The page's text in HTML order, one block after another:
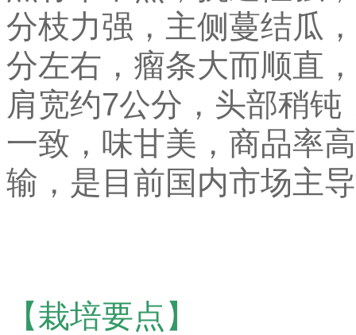
分枝力强，主侧蔓结瓜
分左右，瘤条大而顺直
肩宽约7公分，头部稍
一致，味甘美，商品率
输，是目前国内市场主
【栽培要点】